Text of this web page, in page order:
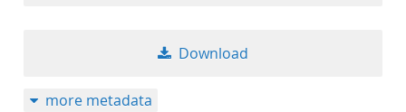
Download
more metadata